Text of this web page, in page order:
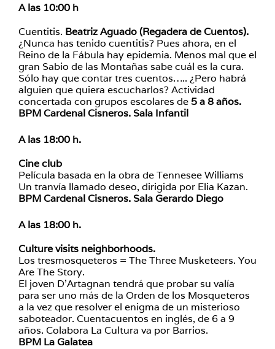
A las 10:00 h
Cuentitis. Beatriz Aguado (Regadera de Cuentos).
¿Nunca has tenido cuentitis? Pues ahora, en el
Reino de la Fábula hay epidemia. Menos mal que el
gran Sabio de las Montañas sabe cuál es la cura.
Sólo hay que contar tres cuentos….. ¿Pero habrá
alguien que quiera escucharlos? Actividad
concertada con grupos escolares de 5 a 8 años.
BPM Cardenal Cisneros. Sala Infantil
A las 18:00 h.
Cine club
Película basada en la obra de Tennesee Williams
Un tranvía llamado deseo, dirigida por Elia Kazan.
BPM Cardenal Cisneros. Sala Gerardo Diego
A las 18:00 h.
Culture visits neighborhoods.
Los tresmosqueteros = The Three Musketeers. You
Are The Story.
El joven D’Artagnan tendrá que probar su valía
para ser uno más de la Orden de los Mosqueteros
a la vez que resolver el enigma de un misterioso
saboteador. Cuentacuentos en inglés, de 6 a 9
años. Colabora La Cultura va por Barrios.
BPM La Galatea